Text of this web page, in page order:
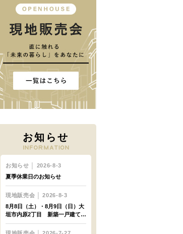
お知らせ